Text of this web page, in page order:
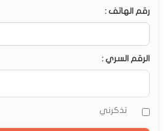
رقم الهاتف :
الرقم السري :
تذكرني